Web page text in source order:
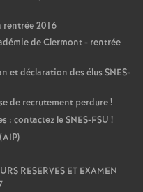
rentrée 2016
de Clermont - rentrée
et déclaration des élus SNES-
de recrutement perdure!
: contactez le SNES-FSU !
RESERVES ET EXAMEN